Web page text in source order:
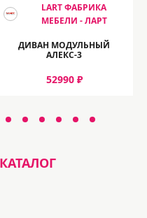
LART ФАБРИКА
МЕБЕЛИ - ЛАРТ
ДИВАН МОДУЛЬНЫЙ
АЛЕКС-3
52990 ₽